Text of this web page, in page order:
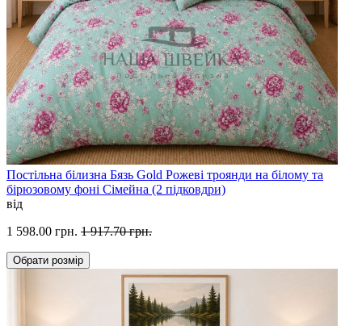
Постільна білизна Бязь Gold Рожеві троянди на білому та
бірюзовому фоні Сімейна (2 підковдри)
від
1 598.00 грн. 1 917.70 грн.
Обрати розмір